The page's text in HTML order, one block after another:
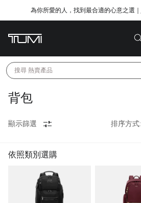
為你所愛的人，找到最合適的心意之選｜
搜尋 熱賣產品
背包
顯示篩選 排序方式:
依照類別選購